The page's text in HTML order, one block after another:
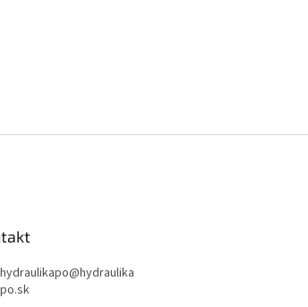
hydraulikapo@hydraulika
po.sk